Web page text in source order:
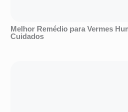
Melhor Remédio para Vermes
Cuidados